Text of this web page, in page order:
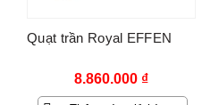
Quạt trần Royal EFFEN
8.860.000 ₫